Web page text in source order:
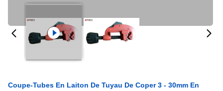
Coupe-Tubes En Laiton De Tuyau De Coper 3 - 30mm En